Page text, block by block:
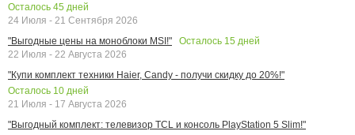
Осталось 45 дней
24 Июля - 21 Сентября 2026
"Выгодные цены на моноблоки MSI!"
Осталось 15 дней
22 Июля - 22 Августа 2026
"Купи комплект техники Haier, Candy - получи скидку до 20%!"
Осталось 10 дней
21 Июля - 17 Августа 2026
"Выгодный комплект: телевизор TCL и консоль PlayStation 5 Slim!"